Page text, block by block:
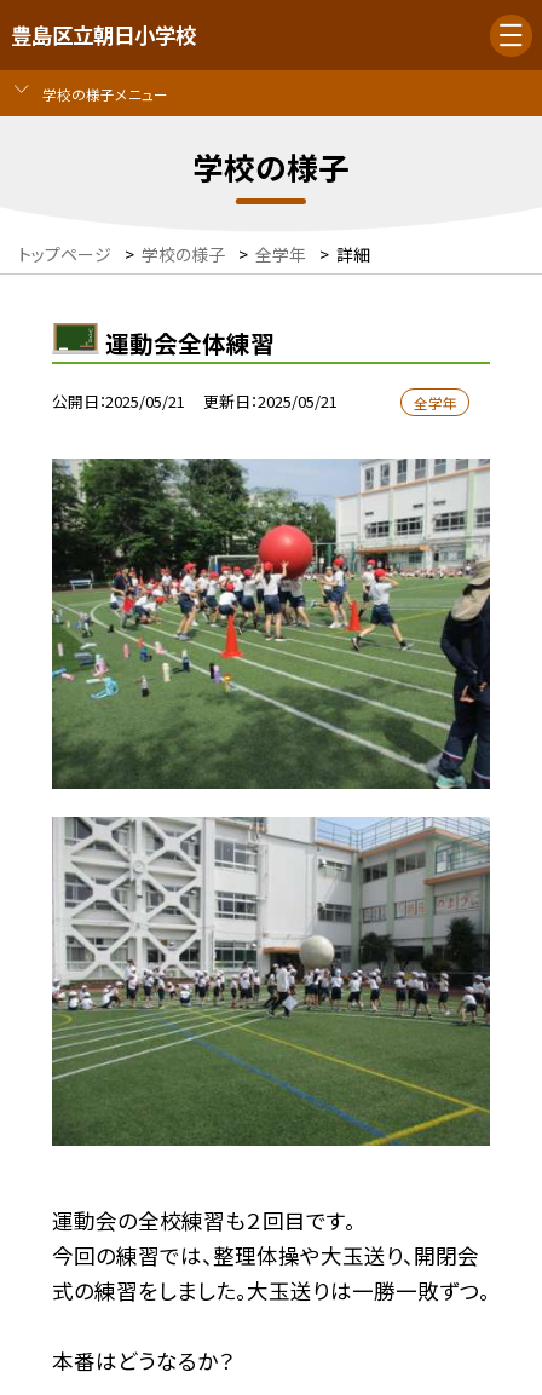
豊島区立朝日小学校
学校の様子メニュー
学校の様子
トップページ > 学校の様子 > 全学年 > 詳細
運動会全体練習
公開日 2025/05/21 更新日 2025/05/21 全学年
運動会の全校練習も２回目です。
今回の練習では、整理体操や大玉送り、開閉会
式の練習をしました。大玉送りは一勝一敗ずつ。
本番はどうなるか？